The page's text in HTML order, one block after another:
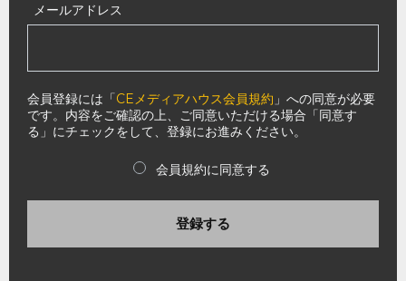
メールアドレス
会員登録には「CEメディアハウス会員規約 」への同意が必要
です。内容をご確認の上、ご同意いただける場合「同意す
る」にチェックをして、登録にお進みください。
会員規約に同意する
登録する